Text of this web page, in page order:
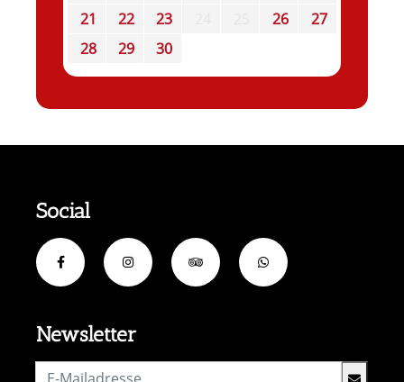
21
22 23 26
27
28
29 30
Newsletter
Social